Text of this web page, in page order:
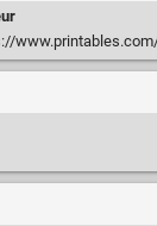
www.printables.com/